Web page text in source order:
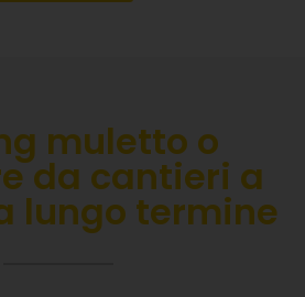
muletto o
da cantieri a
lungo termine